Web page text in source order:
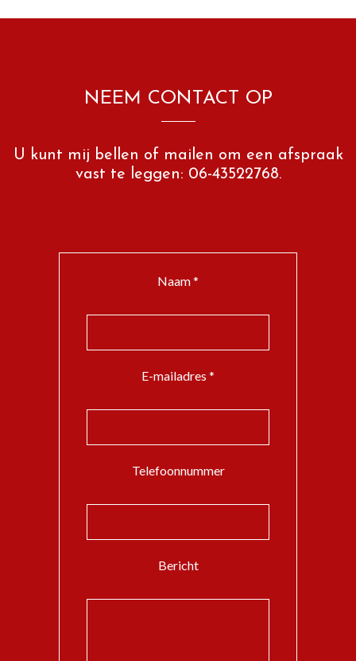
NEEM CONTACT OP
U kunt mij bellen of mailen om een afspraak
vast te leggen: 06-43522768.
Naam *
E-mailadres *
Telefoonnummer
Bericht